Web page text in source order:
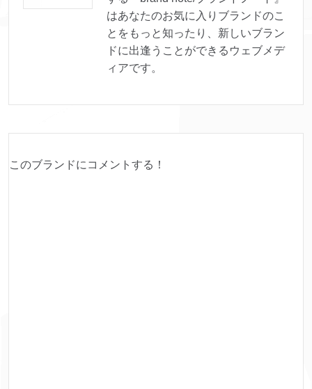
はあなたのお気に入りブランドのこ
とをもっと知ったり、新しいブラン
ドに出逢うことができるウェブメデ
ィアです。
このブランドにコメントする！